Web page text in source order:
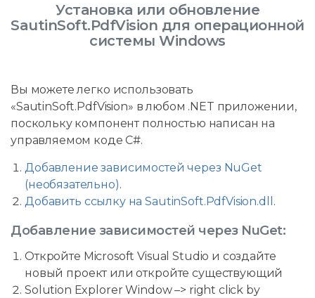
Установка или обновление
SautinSoft.PdfVision для операционной
системы Windows
Вы можете легко использовать
«SautinSoft.PdfVision» в любом .NET приложении,
поскольку компонент полностью написан на
управляемом коде C#.
Добавление зависимостей через NuGet
(необязательно).
Добавить ссылку на SautinSoft.PdfVision.dll .
Добавление зависимостей через NuGet:
Откройте Microsoft Visual Studio и создайте
новый проект или откройте существующий
Solution Explorer Window –> right click by